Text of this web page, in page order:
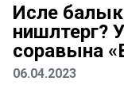
Исле
нишләтергә?
соравына
06.04.2023